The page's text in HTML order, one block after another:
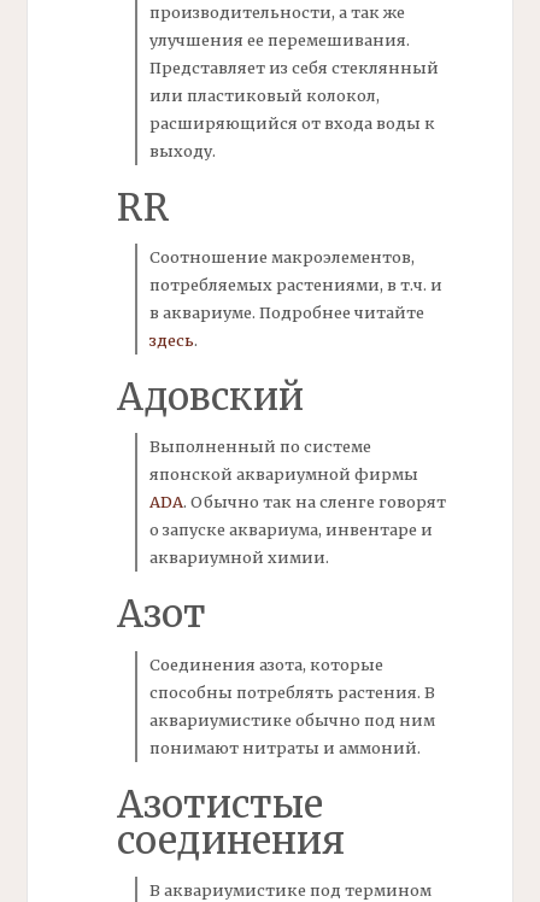
производительности, а так же
улучшения ее перемешивания.
Представляет из себя стеклянный
или пластиковый колокол,
расширяющийся от входа воды к
выходу.
RR
Соотношение макроэлементов,
потребляемых растениями, в т.ч. и
в аквариуме. Подробнее читайте
здесь.
Адовский
Выполненный по системе
японской аквариумной фирмы
ADA. Обычно так на сленге говорят
о запуске аквариума, инвентаре и
аквариумной химии.
Азот
Соединения азота, которые
способны потреблять растения. В
аквариумистике обычно под ним
понимают нитраты и аммоний.
Азотистые
соединения
В аквариумистике под термином